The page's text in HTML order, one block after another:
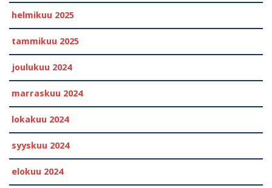
helmikuu 2025
tammikuu 2025
joulukuu 2024
marraskuu 2024
lokakuu 2024
syyskuu 2024
elokuu 2024